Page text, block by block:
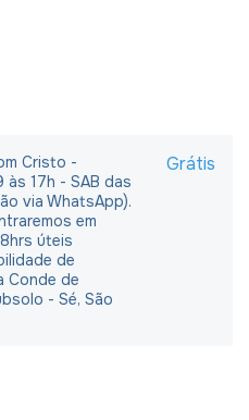
Cristo -
às 17h - SAB das
via WhatsApp).
em
úteis
de
Conde de
- Sé, São
Grátis